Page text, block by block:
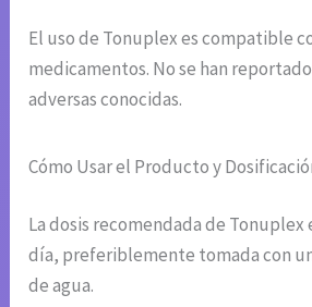
El uso de Tonuplex es compatible
medicamentos. No se han
adversas conocidas.
Cómo Usar el Producto y
La dosis recomendada de Tonuplex
día, preferiblemente tomada con
de agua.